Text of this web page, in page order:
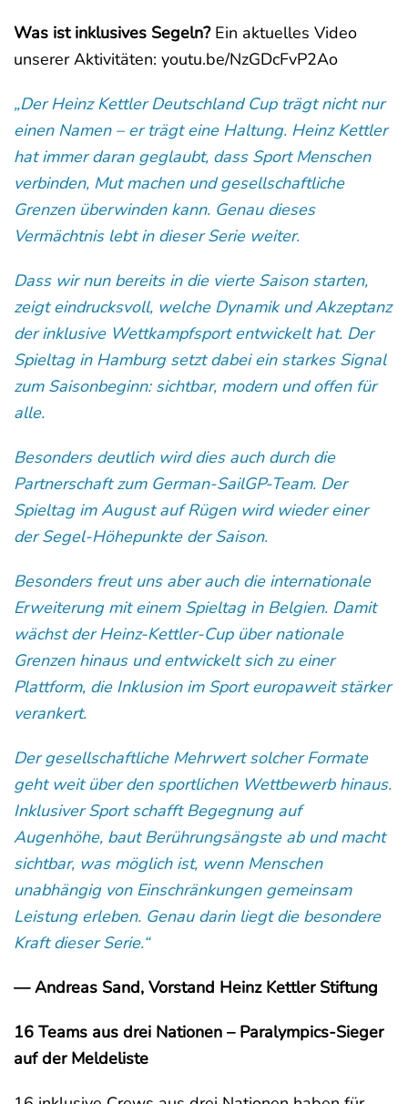
Was ist inklusives Segeln? Ein aktuelles Video
unserer Aktivitäten: youtu.be/NzGDcFvP2Ao
„Der Heinz Kettler Deutschland Cup trägt nicht nur
einen Namen – er trägt eine Haltung. Heinz Kettler
hat immer daran geglaubt, dass Sport Menschen
verbinden, Mut machen und gesellschaftliche
Grenzen überwinden kann. Genau dieses
Vermächtnis lebt in dieser Serie weiter.
Dass wir nun bereits in die vierte Saison starten,
zeigt eindrucksvoll, welche Dynamik und Akzeptanz
der inklusive Wettkampfsport entwickelt hat. Der
Spieltag in Hamburg setzt dabei ein starkes Signal
zum Saisonbeginn: sichtbar, modern und offen für
alle.
Besonders deutlich wird dies auch durch die
Partnerschaft zum German-SailGP-Team. Der
Spieltag im August auf Rügen wird wieder einer
der Segel-Höhepunkte der Saison.
Besonders freut uns aber auch die internationale
Erweiterung mit einem Spieltag in Belgien. Damit
wächst der Heinz-Kettler-Cup über nationale
Grenzen hinaus und entwickelt sich zu einer
Plattform, die Inklusion im Sport europaweit stärker
verankert.
Der gesellschaftliche Mehrwert solcher Formate
geht weit über den sportlichen Wettbewerb hinaus.
Inklusiver Sport schafft Begegnung auf
Augenhöhe, baut Berührungsängste ab und macht
sichtbar, was möglich ist, wenn Menschen
unabhängig von Einschränkungen gemeinsam
Leistung erleben. Genau darin liegt die besondere
Kraft dieser Serie.“
— Andreas Sand, Vorstand Heinz Kettler Stiftung
16 Teams aus drei Nationen – Paralympics-Sieger
auf der Meldeliste